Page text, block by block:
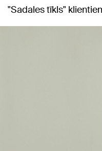
"Sadales tīkls"